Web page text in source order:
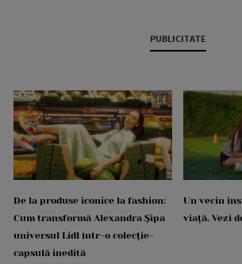
PUBLICITATE
De la produse iconice la fashion:
Cum transformă Alexandra Șipa
universul Lidl într-o colecție-
capsulă inedită
Un vecin
viață. Vezi